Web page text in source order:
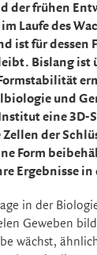
der frühen
im Laufe des
ist für dessen
Bislang ist
und
eine 3D-
der
Form
Ergebnisse
in der
Geweben
wächst,